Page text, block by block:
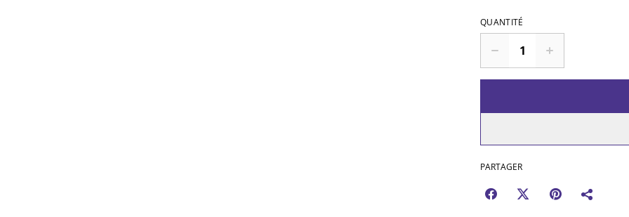
QUANTITÉ
PARTAGER